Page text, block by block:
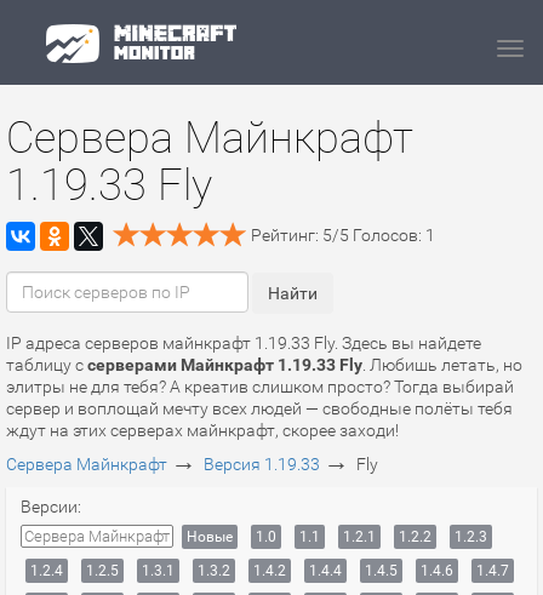
Сервера Майнкрафт
1.19.33 Fly
Рейтинг: 5/5 Голосов: 1
IP адреса серверов майнкрафт 1.19.33 Fly. Здесь вы найдете
таблицу ссерверами Майнкрафт 1.19.33 Fly . Любишь летать, но
элитры не для тебя? А креатив слишком просто? Тогда выбирай
сервер и воплощай мечту всех людей — свободные полёты тебя
ждут на этих серверах майнкрафт, скорее заходи!
Сервера Майнкрафт → Версия 1.19.33 → Fly
Версии:
Сервера Майнкрафт Новые 1.0 1.1 1.2.1 1.2.2
1.2.3
1.2.4
1.2.5 1.3.1 1.3.2 1.4.2 1.4.4 1.4.5 1.4.6
1.4.7